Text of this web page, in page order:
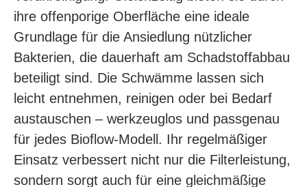
ihre offenporige Oberfläche eine ideale
Grundlage für die Ansiedlung nützlicher
Bakterien, die dauerhaft am Schadstoffabbau
beteiligt sind. Die Schwämme lassen sich
leicht entnehmen, reinigen oder bei Bedarf
austauschen – werkzeuglos und passgenau
für jedes Bioflow-Modell. Ihr regelmäßiger
Einsatz verbessert nicht nur die Filterleistung,
sondern sorgt auch für eine gleichmäßige